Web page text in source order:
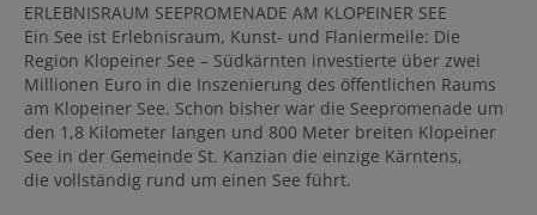
ERLEBNISRAUM SEEPROMENADE AM KLOPEINER SEE
Ein See ist Erlebnisraum, Kunst- und Flaniermeile: Die
Region Klopeiner See – Südkärnten investierte über zwei
Millionen Euro in die Inszenierung des öffentlichen Raums
am Klopeiner See. Schon bisher war die Seepromenade um
den 1,8 Kilometer langen und 800 Meter breiten Klopeiner
See in der Gemeinde St. Kanzian die einzige Kärntens,
die vollständig rund um einen See führt.